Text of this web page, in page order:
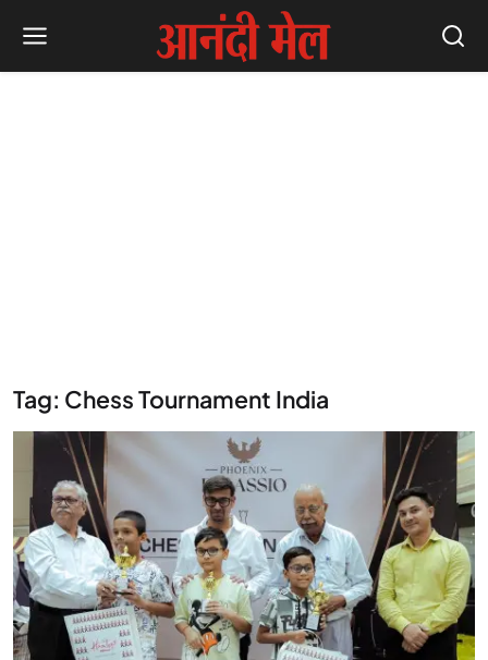
Tag: Chess Tournament India